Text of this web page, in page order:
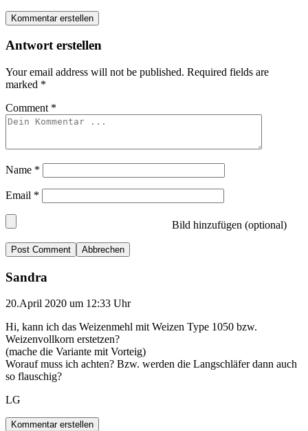
Kommentar erstellen
Antwort erstellen
Your email address will not be published. Required fields are
marked *
Comment *
Name *
Email *
Bild hinzufügen (optional)
Abbrechen
Sandra
20.April 2020 um 12:33 Uhr
Hi, kann ich das Weizenmehl mit Weizen Type 1050 bzw.
Weizenvollkorn erstetzen?
(mache die Variante mit Vorteig)
Worauf muss ich achten? Bzw. werden die Langschläfer dann auch
so flauschig?
LG
Kommentar erstellen